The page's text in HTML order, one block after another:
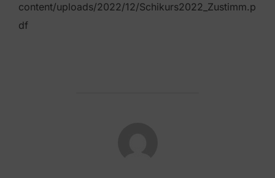
content/uploads/2022/12/Schikurs2022_Zustimm.p
df